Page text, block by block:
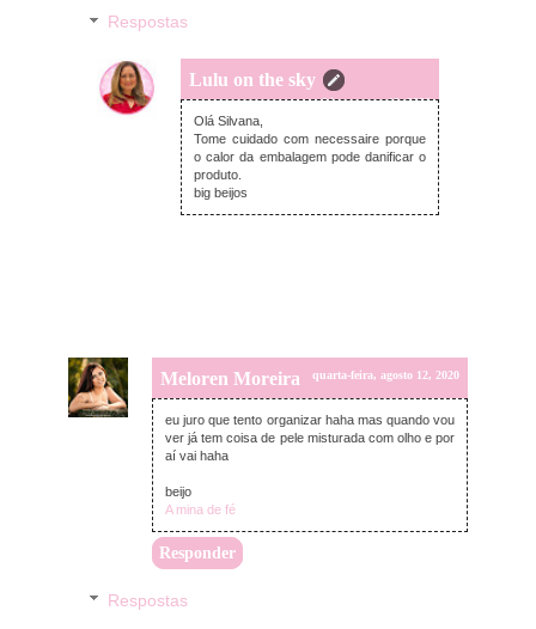
Respostas
Lulu on the sky
quarta-feira, agosto 12, 2020
Olá Silvana,
Tome cuidado com necessaire porque
o calor da embalagem pode danificar o
produto.
big beijos
Meloren Moreira quarta-feira, agosto 12, 2020
eu juro que tento organizar haha mas quando vou
ver já tem coisa de pele misturada com olho e por
aí vai haha
beijo
A mina de fé
Responder
Respostas